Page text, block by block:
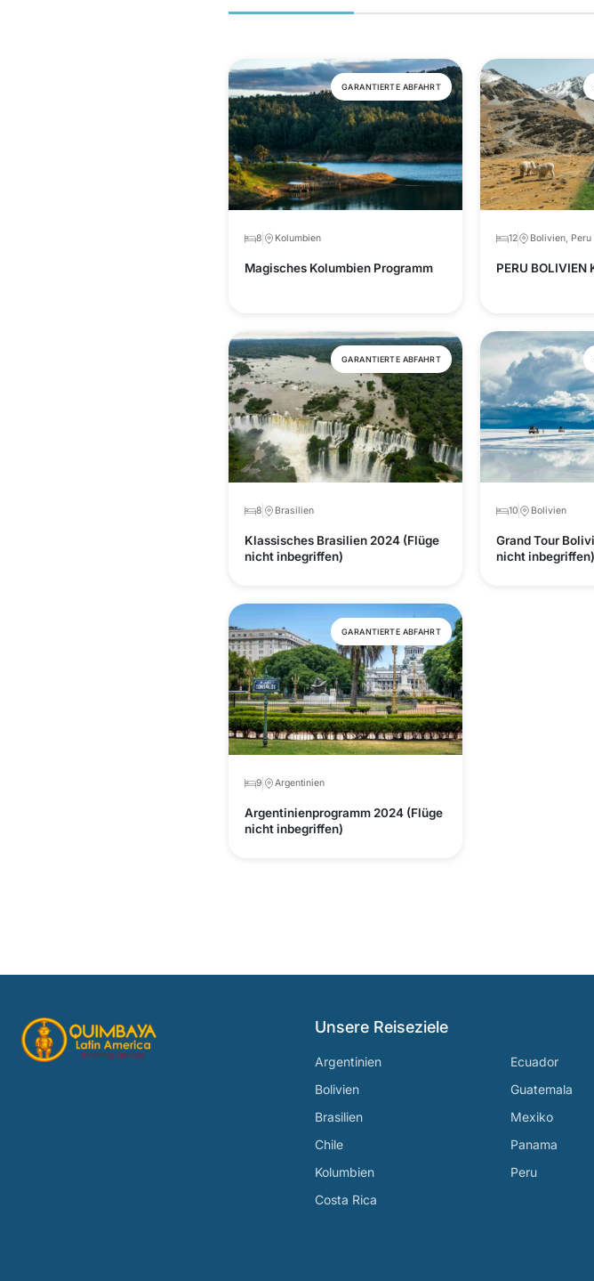
GARANTIERTE ABFAHRT
8 Kolumbien
Magisches Kolumbien Programm
12 Bolivien, Peru
PERU BOLIVIEN
GARANTIERTE ABFAHRT
8 Brasilien
Klassisches Brasilien 2024 (Flüge
nicht inbegriffen)
10 Bolivien
Grand Tour
nicht inbegriffen)
GARANTIERTE ABFAHRT
9 Argentinien
Argentinienprogramm 2024 (Flüge
nicht inbegriffen)
Unsere Reiseziele
Argentinien
Bolivien
Brasilien
Chile
Kolumbien
Costa Rica
Ecuador
Guatemala
Mexiko
Panama
Peru